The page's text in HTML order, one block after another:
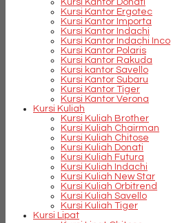
Kursi Kantor Donati
Kursi Kantor Ergotec
Kursi Kantor Importa
Kursi Kantor Indachi
Kursi Kantor Indachi Inco
Kursi Kantor Polaris
Kursi Kantor Rakuda
Kursi kantor Savello
Kursi Kantor Subaru
Kursi Kantor Tiger
Kursi Kantor Verona
Kursi Kuliah
Kursi Kuliah Brother
Kursi Kuliah Chairman
Kursi Kuliah Chitose
Kursi Kuliah Donati
Kursi Kuliah Futura
Kursi Kuliah Indachi
Kursi Kuliah New Star
Kursi Kuliah Orbitrend
Kursi Kuliah Savello
Kursi Kuliah Tiger
Kursi Lipat